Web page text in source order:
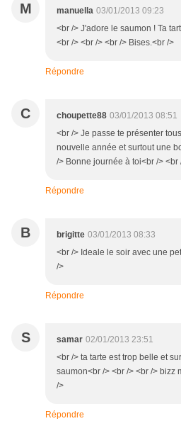
M manuella 03/01/2013 09:23
<br /> J'adore le saumon ! Ta
<br /> <br /> <br /> Bises.<br />
Répondre
C choupette88 03/01/2013 08:51
<br /> Je passe te présenter
nouvelle année et surtout une
/> Bonne journée à toi<br />
Répondre
B brigitte 03/01/2013 08:33
<br /> Ideale le soir avec une
/>
Répondre
S samar 02/01/2013 23:51
<br /> ta tarte est trop belle et
saumon<br /> <br /> <br /> bizz
/>
Répondre